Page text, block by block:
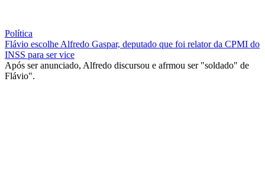
Política
Flávio escolhe Alfredo Gaspar, deputado que foi relator da CPMI do
INSS para ser vice
Após ser anunciado, Alfredo discursou e afrmou ser "soldado" de
Flávio".